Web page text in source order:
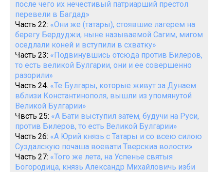
после чего их нечестивый патриарший престол
перевели в Багдад»
Часть 22: «Они же (татары), стоявшие лагерем на
берегу Бердуджи, ныне называемой Сагим, мигом
оседлали коней и вступили в схватку»
Часть 23: «Подвинувшись отсюда против Билеров,
то есть великой Булгарии, они и ее совершенно
разорили»
Часть 24. «Те Булгары, которые живут за Дунаем
вблизи Константинополя, вышли из упомянутой
Великой Булгарии»
Чвсть 25: «А Бати выступил затем, будучи на Руси,
против Билеров, то есть Великой Булгарии»
Часть 26: «А Юрий князь с Татары и со всею силою
Суздалскую почаша воевати Тверскиа волости»
Часть 27: «Того же лета, на Успенье святыя
Богородица, князь Александр Михайловичь изби